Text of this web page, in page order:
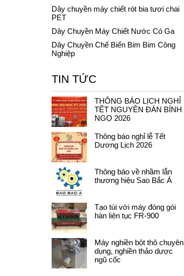
Dây chuyền máy chiết rót bia tươi chai
PET
Dây Chuyền Máy Chiết Nước Có Ga
Dây Chuyền Chế Biến Bim Bim Công
Nghiệp
TIN TỨC
THÔNG BÁO LỊCH NGHỈ
TẾT NGUYÊN ĐÁN BÍNH
NGỌ 2026
Thông báo nghỉ lễ Tết
Dương Lịch 2026
Thông báo về nhầm lẫn
thương hiệu Sao Bắc Á
Tạo túi với máy đóng gói
hàn liên tục FR-900
Máy nghiền bột thô chuyên
dụng, nghiền thảo dược
ngũ cốc